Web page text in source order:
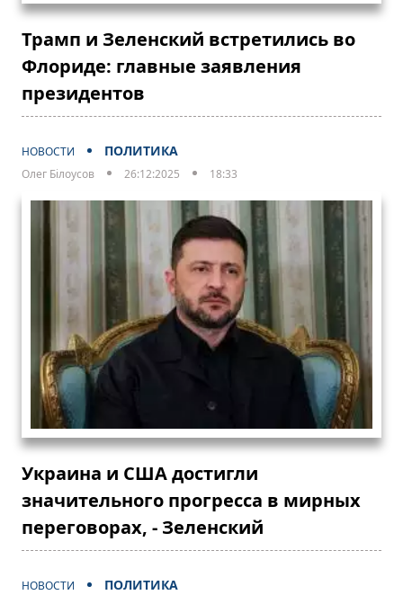
Трамп и Зеленский встретились во
Флориде: главные заявления
президентов
НОВОСТИ ПОЛИТИКА
Олег Білоусов 26:12:2025 18:33
Украина и США достигли
значительного прогресса в мирных
переговорах, - Зеленский
НОВОСТИ ПОЛИТИКА